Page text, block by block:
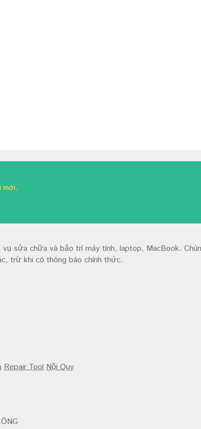
mới.
sửa chữa và bảo trì máy tính, laptop, MacBook.
trừ khi có thông báo chính thức.
Repair Tool Nội Quy